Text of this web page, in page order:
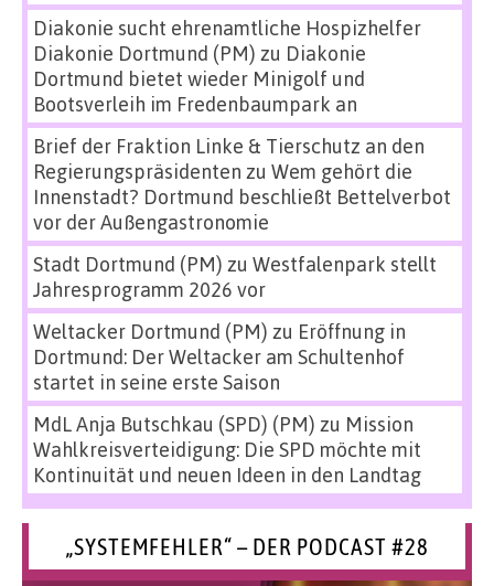
Diakonie sucht ehrenamtliche Hospizhelfer
Diakonie Dortmund (PM) zu Diakonie
Dortmund bietet wieder Minigolf und
Bootsverleih im Fredenbaumpark an
Brief der Fraktion Linke & Tierschutz an den
Regierungspräsidenten zu Wem gehört die
Innenstadt? Dortmund beschließt Bettelverbot
vor der Außengastronomie
Stadt Dortmund (PM) zu Westfalenpark stellt
Jahresprogramm 2026 vor
Weltacker Dortmund (PM) zu Eröffnung in
Dortmund: Der Weltacker am Schultenhof
startet in seine erste Saison
MdL Anja Butschkau (SPD) (PM) zu Mission
Wahlkreisverteidigung: Die SPD möchte mit
Kontinuität und neuen Ideen in den Landtag
„SYSTEMFEHLER“ – DER PODCAST #28